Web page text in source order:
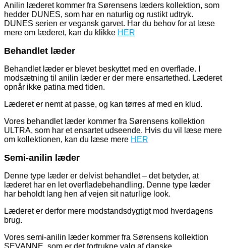
Anilin læderet kommer fra Sørensens læders kollektion, som
hedder DUNES, som har en naturlig og rustikt udtryk.
DUNES serien er vegansk garvet. Har du behov for at læse
mere om læderet, kan du klikke HER
Behandlet læder
Behandlet læder er blevet beskyttet med en overflade. I
modsætning til anilin læder er der mere ensartethed. Læderet
opnår ikke patina med tiden.
Læderet er nemt at passe, og kan tørres af med en klud.
Vores behandlet læder kommer fra Sørensens kollektion
ULTRA, som har et ensartet udseende. Hvis du vil læse mere
om kollektionen, kan du læse mere HER
Semi-anilin læder
Denne type læder er delvist behandlet – det betyder, at
læderet har en let overfladebehandling. Denne type læder
har beholdt lang hen af vejen sit naturlige look.
Læderet er derfor mere modstandsdygtigt mod hverdagens
brug.
Vores semi-anilin læder kommer fra Sørensens kollektion
SEVANNE, som er det fortrukne valg af danske